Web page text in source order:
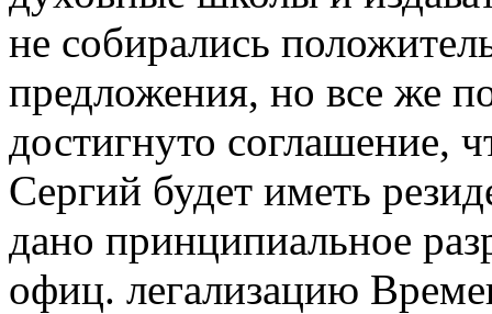
не собирались
предложения, но все же
достигнуто соглашение,
Сергий будет иметь
дано принципиальное
офиц. легализацию